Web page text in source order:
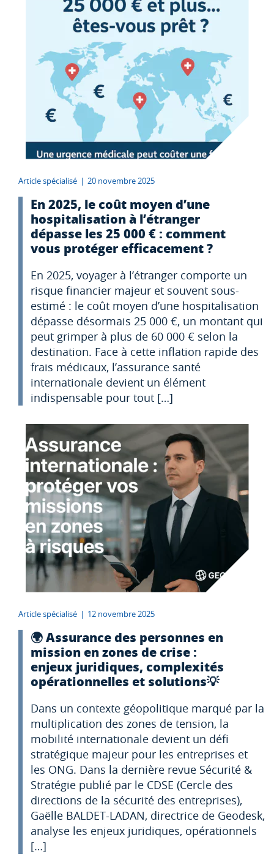
Article spécialisé | 20 novembre 2025
En 2025, le coût moyen d’une
hospitalisation à l’étranger
dépasse les 25 000 € : comment
vous protéger efficacement ?
En 2025, voyager à l’étranger comporte un
risque financier majeur et souvent sous-
estimé : le coût moyen d’une hospitalisation
dépasse désormais 25 000 €, un montant qui
peut grimper à plus de 60 000 € selon la
destination. Face à cette inflation rapide des
frais médicaux, l’assurance santé
internationale devient un élément
indispensable pour tout […]
Article spécialisé | 12 novembre 2025
🌍 Assurance des personnes en
mission en zones de crise :
enjeux juridiques, complexités
opérationnelles et solutions💡
Dans un contexte géopolitique marqué par la
multiplication des zones de tension, la
mobilité internationale devient un défi
stratégique majeur pour les entreprises et
les ONG. Dans la dernière revue Sécurité &
Stratégie publié par le CDSE (Cercle des
directions de la sécurité des entreprises),
Gaëlle BALDET-LADAN, directrice de Geodesk,
analyse les enjeux juridiques, opérationnels
[…]